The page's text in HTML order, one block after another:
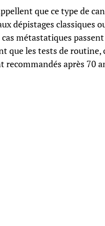
que ce type de
dépistages classiques
métastatiques
que les tests de routine,
recommandés après 70